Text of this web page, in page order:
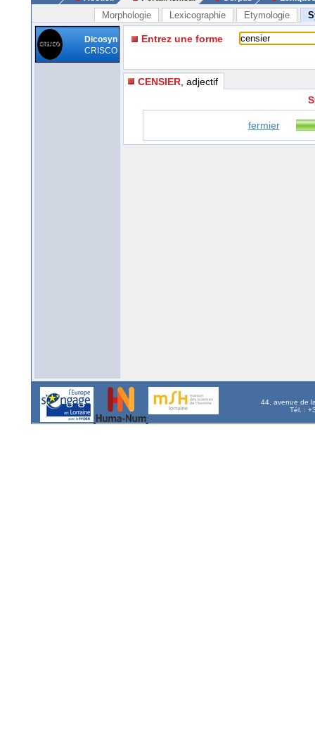
Morphologie Lexicographie Etymologie
Dicosyn
CRISCO
Entrez une forme
CENSIER , adjectif
fermier
44, avenue de
Tél. :